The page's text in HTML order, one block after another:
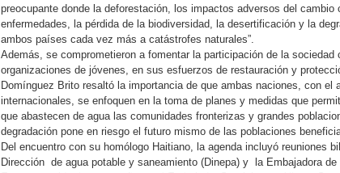
preocupante donde la deforestación, los impactos adversos del
enfermedades, la pérdida de la biodiversidad, la desertificación y la
ambos países cada vez más a catástrofes naturales”.
Además, se comprometieron a fomentar la participación de la sociedad
organizaciones de jóvenes, en sus esfuerzos de restauración y
Domínguez Brito resaltó la importancia de que ambas naciones, con el
internacionales, se enfoquen en la toma de planes y medidas que
que abastecen de agua las comunidades fronterizas y grandes
degradación pone en riesgo el futuro mismo de las poblaciones
Del encuentro con su homólogo Haitiano, la agenda incluyó reuniones
Dirección de agua potable y saneamiento (Dinepa) y la Embajadora